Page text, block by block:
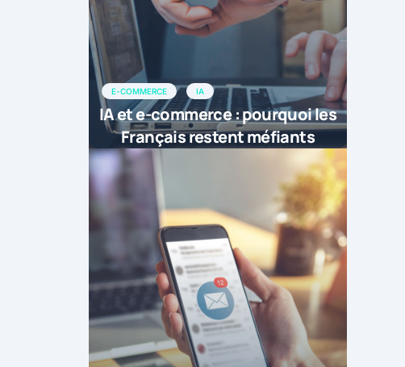
E-COMMERCE IA
IA et e-commerce : pourquoi les
Français restent méfiants